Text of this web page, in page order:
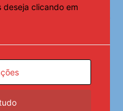
783 mil atendimentos
à mulher em 2025
clicando em